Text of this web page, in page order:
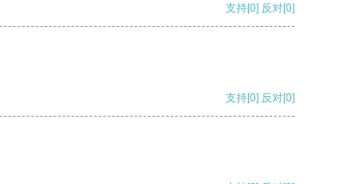
支持[0] 反对[0]
支持[0] 反对[0]